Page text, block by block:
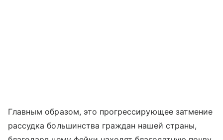
Главным образом, это прогрессирующее затмение
рассудка большинства граждан нашей страны,